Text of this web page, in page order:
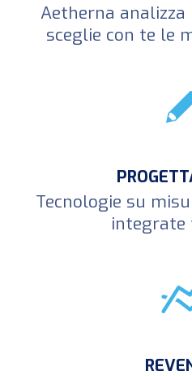
Aetherna
sceglie con te le
Tecnologie su
integrate